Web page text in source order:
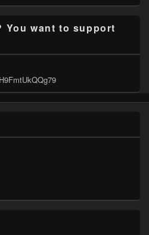
You want to support